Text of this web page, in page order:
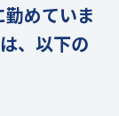
めていま
、以下の